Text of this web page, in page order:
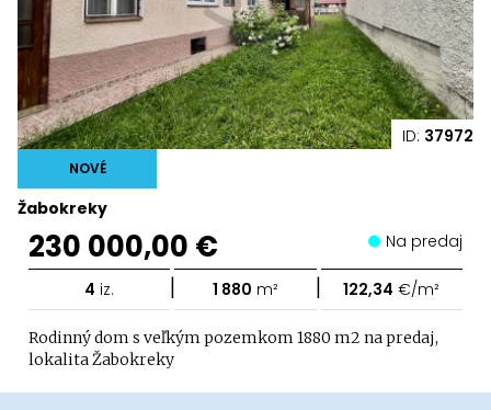
ID: 37972
Žabokreky
NOVÉ
230 000,00 € Na predaj
4 iz. | 1 880 m² | 122,34 €/m²
Rodinný dom s veľkým pozemkom 1880 m2 na predaj,
lokalita Žabokreky